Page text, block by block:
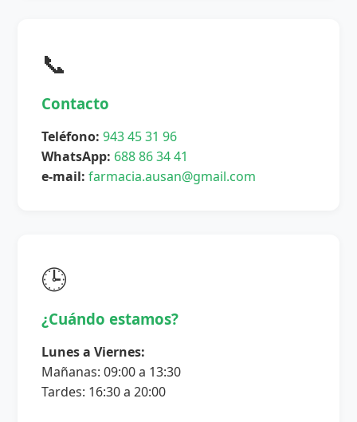
📞
Contacto
Teléfono: 943 45 31 96
WhatsApp: 688 86 34 41
e-mail: farmacia.ausan@gmail.com
🕒
¿Cuándo estamos?
Lunes a Viernes:
Mañanas: 09:00 a 13:30
Tardes: 16:30 a 20:00